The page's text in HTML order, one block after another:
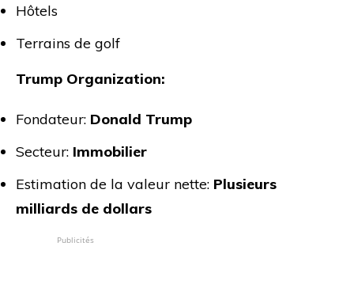
Hôtels
Terrains de golf
Trump Organization:
Fondateur: Donald Trump
Secteur: Immobilier
Estimation de la valeur nette: Plusieurs
milliards de dollars
Publicités